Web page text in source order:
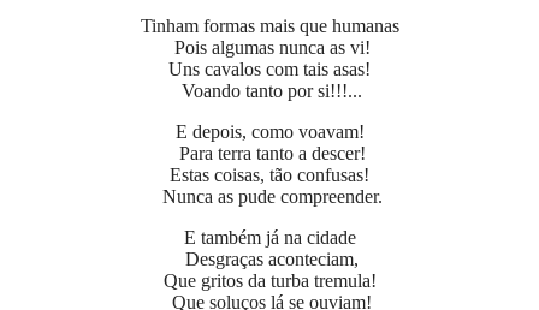
Tinham formas mais que humanas
Pois algumas nunca as vi!
Uns cavalos com tais asas!
Voando tanto por si!!!...
E depois, como voavam!
Para terra tanto a descer!
Estas coisas, tão confusas!
Nunca as pude compreender.
E também já na cidade
Desgraças aconteciam,
Que gritos da turba tremula!
Que soluços lá se ouviam!